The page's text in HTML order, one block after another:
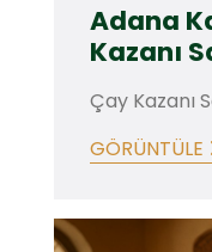
Adana
Kazanı
Çay Kazanı
GÖRÜNTÜLE